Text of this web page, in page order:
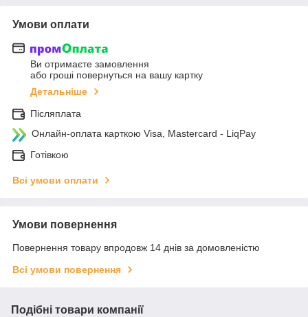
Умови оплати
Ви отримаєте замовлення
або гроші повернуться на вашу картку
Детальніше
Післяплата
Онлайн-оплата карткою Visa, Mastercard - LiqPay
Готівкою
Всі умови оплати
Умови повернення
Повернення товару впродовж 14 днів за домовленістю
Всі умови повернення
Подібні товари компанії